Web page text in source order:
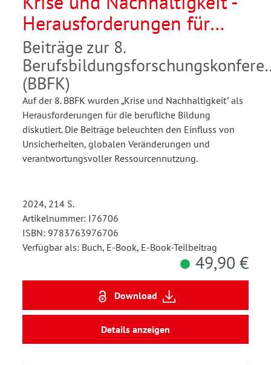
Herausforderungen für
berufliche Bildung
Beiträge zur 8.
(BBFK)
Auf der 8. BBFK wurden „Krise und Nachhaltigkeit" als
Herausforderungen für die berufliche Bildung
diskutiert. Die Beiträge beleuchten den Einfluss von
Unsicherheiten, globalen Veränderungen und
verantwortungsvoller Ressourcennutzung.
2024, 214 S.
Artikelnummer: I76706
ISBN: 9783763976706
Verfügbar als: Buch, E-Book, E-Book-Teilbeitrag
49,90 €
Download
Details anzeigen